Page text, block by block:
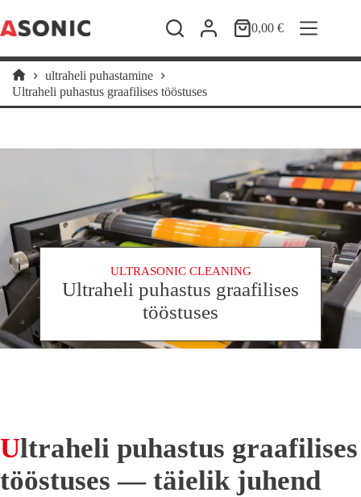
to
content
Shopping
0,00€
Home
ultraheli puhastamine
Ultraheli puhastus graafilises tööstuses
ULTRASONIC CLEANING
Ultraheli puhastus graafilises
tööstuses
Ultraheli puhastus graafilises
tööstuses — täielik juhend